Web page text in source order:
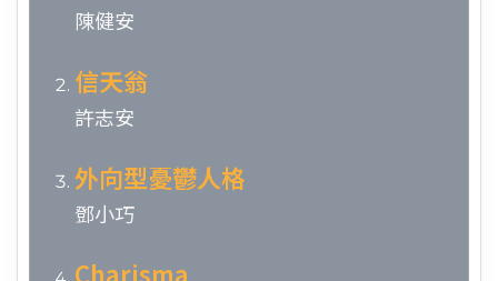
陳健安
信天翁
許志安
外向型憂鬱人格
鄧小巧
Charisma